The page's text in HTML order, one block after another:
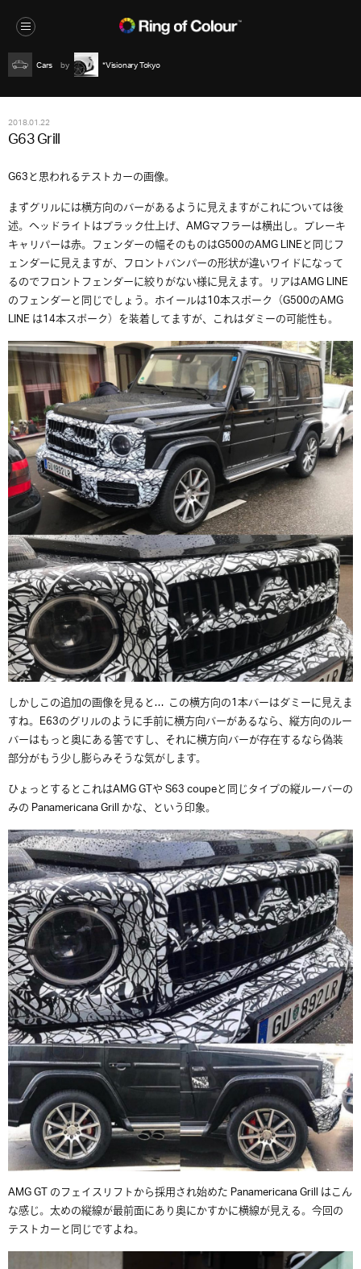
Cars *Visionary Tokyo
2018.01.22
G63 Grill
G63と思われるテストカーの画像。
まずグリルには横方向のバーがあるように見えますがこれについては後
述。ヘッドライトはブラック仕上げ、AMGマフラーは横出し。ブレーキ
キャリパーは赤。フェンダーの幅そのものはG500のAMG LINEと同じフ
ェンダーに見えますが、フロントバンパーの形状が違いワイドになって
るのでフロントフェンダーに絞りがない様に見えます。リアはAMG LINE
のフェンダーと同じでしょう。ホイールは10本スポーク（G500のAMG
LINE は14本スポーク）を装着してますが、これはダミーの可能性も。
しかしこの追加の画像を見ると… この横方向の1本バーはダミーに見えま
すね。E63のグリルのように手前に横方向バーがあるなら、縦方向のルー
バーはもっと奥にある筈ですし、それに横方向バーが存在するなら偽装
部分がもう少し膨らみそうな気がします。
ひょっとするとこれはAMG GTや S63 coupeと同じタイプの縦ルーバーの
みの Panamericana Grill かな、という印象。
AMG GT のフェイスリフトから採用され始めた Panamericana Grill はこん
な感じ。太めの縦線が最前面にあり奥にかすかに横線が見える。今回の
テストカーと同じですよね。